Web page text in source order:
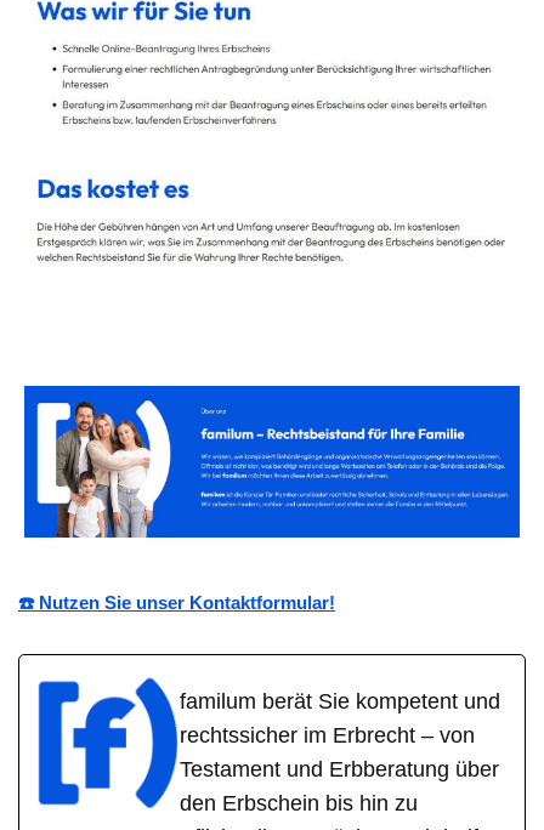
☎️ Nutzen Sie unser Kontaktformular!
familum berät Sie kompetent und
rechtssicher im Erbrecht – von
Testament und Erbberatung über
den Erbschein bis hin zu